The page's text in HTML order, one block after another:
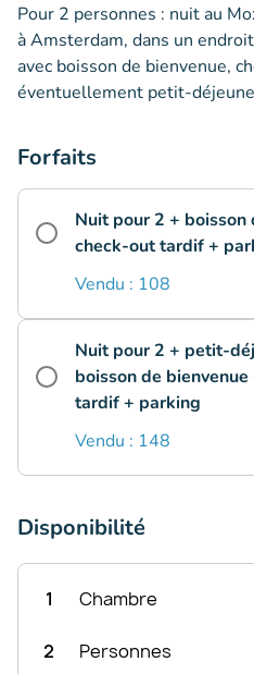
Pour 2 personnes : nuit au
à Amsterdam, dans un
avec boisson de bienvenue,
éventuellement petit-
Forfaits
Nuit pour 2 + boisson
check-out tardif +
Vendu : 108
Nuit pour 2 + petit-
boisson de
tardif + parking
Vendu : 148
Disponibilité
1 Chambre
2 Personnes